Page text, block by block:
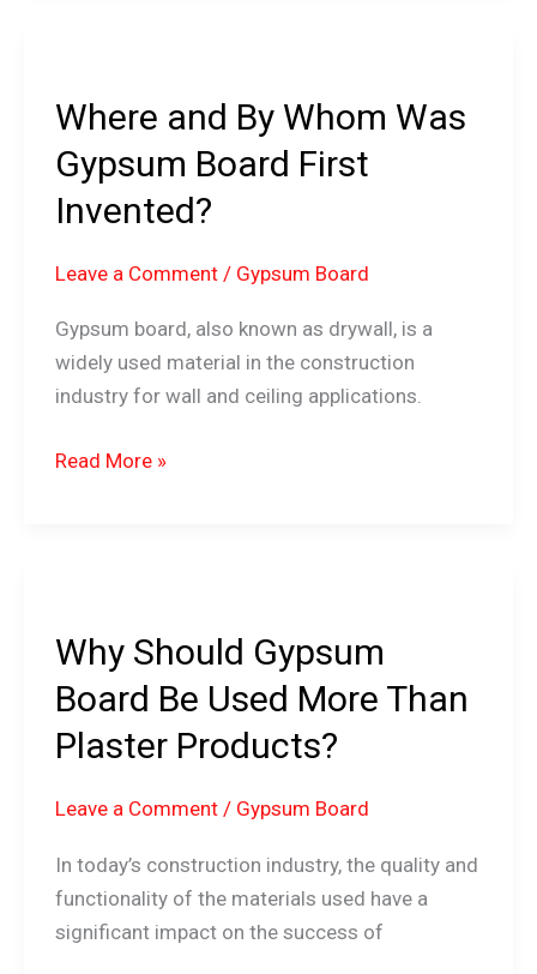
Where and By Whom Was
Gypsum Board First
Invented?
Leave a Comment / Gypsum Board
Gypsum board, also known as drywall, is a
widely used material in the construction
industry for wall and ceiling applications.
By
Whom
Was
Gypsum
First
Read More »
Why Should Gypsum
Board Be Used More Than
Plaster Products?
Leave a Comment / Gypsum Board
In today’s construction industry, the quality and
functionality of the materials used have a
significant impact on the success of
Gypsum
Board
Be
Used
Than
Products?